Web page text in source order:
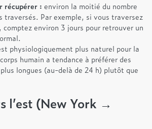
récupérer : environ la moitié du nombre
traversés. Par exemple, si vous traversez
comptez environ 3 jours pour retrouver un
physiologiquement plus naturel pour la
humain a tendance à préférer des
longues (au-delà de 24 h) plutôt que
l’est (New York →